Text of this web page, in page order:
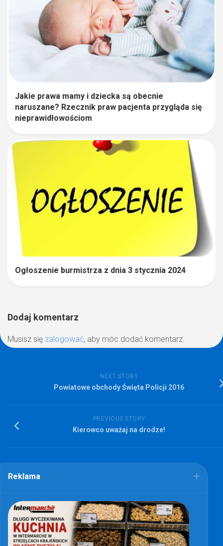
Jakie prawa mamy i dziecka są obecnie
naruszane? Rzecznik praw pacjenta przygląda się
nieprawidłowościom
Ogłoszenie burmistrza z dnia 3 stycznia 2024
Dodaj komentarz
Musisz się zalogować, aby móc dodać komentarz.
NEXT STORY
Powiatowe obchody Święta Policji 2016
PREVIOUS STORY
Kierowco uważaj na drodze!
Reklama